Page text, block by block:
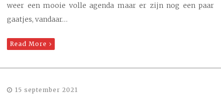
weer een mooie volle agenda maar er zijn nog een paar
gaatjes, vandaar…
Read More
15 september 2021